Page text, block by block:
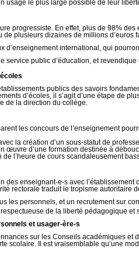
usage le plus large possible de leur
progressiste. En effet, plus de 98%
plusieurs dizaines de millions d’euros
international, qui
public d’éducation, et
publics des savoirs
d’écoles, il s’agit d’une étape de
de la direction du collège.
les concours de l’enseignement
la création d’un sous-statut de
œuvre d’une formation destinée à
l’heure de cours scandaleusement
enseignant-e-s avec
rectorale traduit le tropisme
les personnels, et un recrutement sur
de la liberté pédagogique et
et usager-ère-s
sur les Conseils académiques
scolaire. Il est vraisemblable qu’une